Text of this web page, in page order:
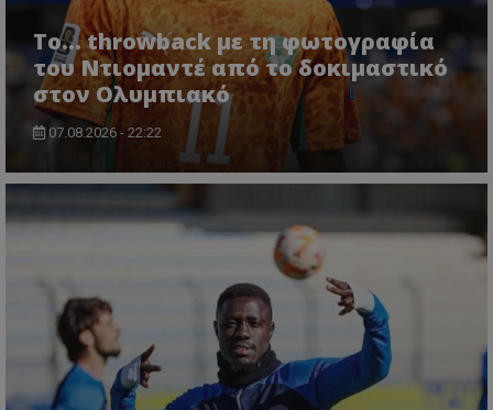
Το... throwback με τη φωτογραφία
του Ντιομαντέ από το δοκιμαστικό
στον Ολυμπιακό
07.08.2026 - 22:22